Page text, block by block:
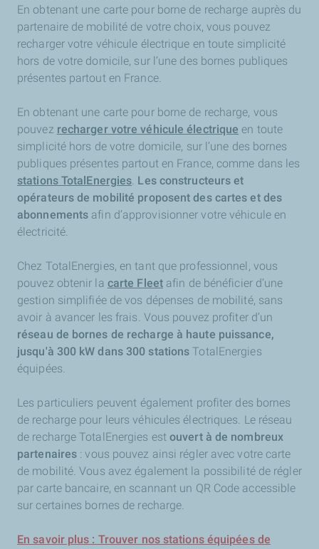
En obtenant une carte pour borne de recharge auprès du
partenaire de mobilité de votre choix, vous pouvez
recharger votre véhicule électrique en toute simplicité
hors de votre domicile, sur l’une des bornes publiques
présentes partout en France.
En obtenant une carte pour borne de recharge, vous
pouvez recharger votre véhicule électrique en toute
simplicité hors de votre domicile, sur l’une des bornes
publiques présentes partout en France, comme dans les
stations TotalEnergies. Les constructeurs et
opérateurs de mobilité proposent des cartes et des
abonnements afin d’approvisionner votre véhicule en
électricité.
Chez TotalEnergies, en tant que professionnel, vous
pouvez obtenir la carte Fleetafin de bénéficier d’une
gestion simplifiée de vos dépenses de mobilité, sans
avoir à avancer les frais. Vous pouvez profiter d’un
réseau de bornes de recharge à haute puissance,
jusqu'à 300 kW dans 300 stations TotalEnergies
équipées.
Les particuliers peuvent également profiter des bornes
de recharge pour leurs véhicules électriques. Le réseau
de recharge TotalEnergies estouvert à de nombreux
partenaires : vous pouvez ainsi régler avec votre carte
de mobilité. Vous avez également la possibilité de régler
par carte bancaire, en scannant un QR Code accessible
sur certaines bornes de recharge.
En savoir plus : Trouver nos stations équipées de